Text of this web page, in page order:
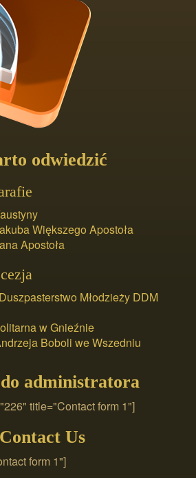
odwiedzić
Większego Apostoła
Apostoła
Młodzieży DDM
w Gnieźnie
Boboli we Wszedniu
administratora
title="Contact form 1"]
Contact Us
form 1"]